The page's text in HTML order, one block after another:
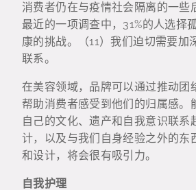
消费者仍在与疫情社会隔离的一些
最近的一项调查中，31%的人选择
康的挑战。（11）我们迫切需要加
联系。
在美容领域，品牌可以通过推动团
帮助消费者感受到他们的归属感。
自己的文化、遗产和自我意识联系
计，以及与我们自身经验之外的东
和设计，将会很有吸引力。
自我护理